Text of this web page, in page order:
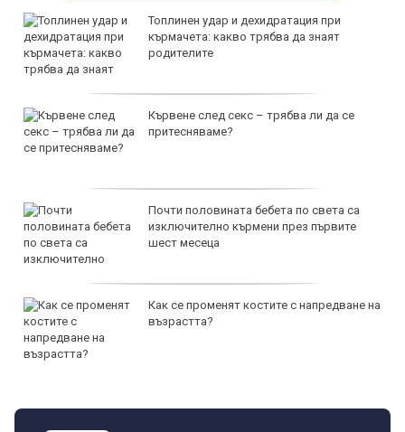
Топлинен удар и дехидратация при
кърмачета: какво трябва да знаят
родителите
Кървене след секс – трябва ли да се
притесняваме?
Почти половината бебета по света са
изключително кърмени през първите
шест месеца
Как се променят костите с напредване на
възрастта?